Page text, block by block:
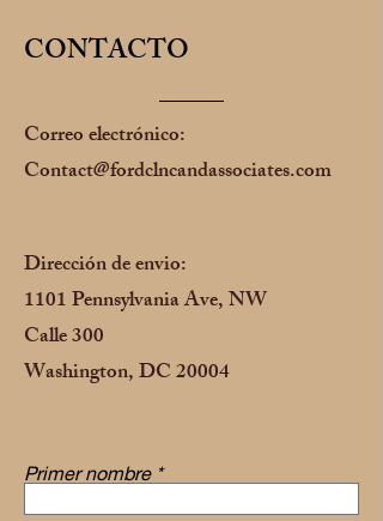
CONTACTO
Correo electrónico:
Contact@fordclncandassociates.com
Dirección de envio:
1101 Pennsylvania Ave, NW
Calle 300
Washington, DC 20004
Primer nombre